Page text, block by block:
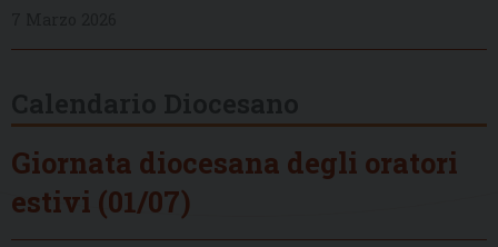
Giornata diocesana degli oratori
estivi (01/07)